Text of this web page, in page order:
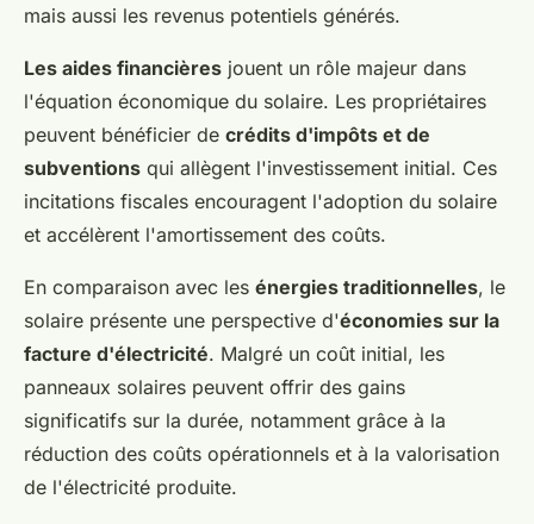
mais aussi les revenus potentiels générés.
Les aides financières jouent un rôle majeur dans
l'équation économique du solaire. Les propriétaires
peuvent bénéficier de crédits d'impôts et de
subventions qui allègent l'investissement initial. Ces
incitations fiscales encouragent l'adoption du solaire
et accélèrent l'amortissement des coûts.
En comparaison avec les énergies traditionnelles, le
solaire présente une perspective d'économies sur la
facture d'électricité. Malgré un coût initial, les
panneaux solaires peuvent offrir des gains
significatifs sur la durée, notamment grâce à la
réduction des coûts opérationnels et à la valorisation
de l'électricité produite.